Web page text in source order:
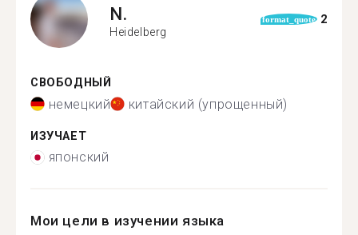
N.
Heidelberg
format_quote 2
СВОБОДНЫЙ
немецкий китайский (упрощенный)
ИЗУЧАЕТ
японский
Мои цели в изучении языка